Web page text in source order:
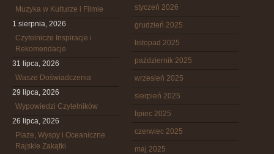
Muzyka w Kulturze i Filmie
1 sierpnia, 2026
Czytelnicze Inspiracje i
Rekomendacje
31 lipca, 2026
Wasze Doświadczenia
29 lipca, 2026
Wypowiedzi Czytelników
26 lipca, 2026
Plaże, Wyspy i Oceaniczne
Rajskie Zakątki
styczeń 2026
grudzień 2025
listopad 2025
październik 2025
wrzesień 2025
sierpień 2025
lipiec 2025
czerwiec 2025
maj 2025